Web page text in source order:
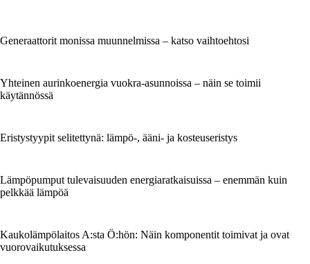
Generaattorit monissa muunnelmissa – katso vaihtoehtosi
Yhteinen aurinkoenergia vuokra-asunnoissa – näin se toimii
käytännössä
Eristystyypit selitettynä: lämpö-, ääni- ja kosteuseristys
Lämpöpumput tulevaisuuden energiaratkaisuissa – enemmän kuin
pelkkää lämpöä
Kaukolämpölaitos A:sta Ö:hön: Näin komponentit toimivat ja ovat
vuorovaikutuksessa